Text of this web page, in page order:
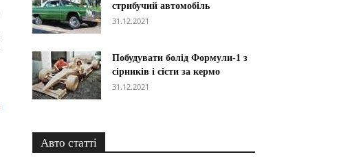
стрибучий автомобіль
31.12.2021
Побудувати болід Формули-1 з
сірників і сісти за кермо
31.12.2021
Авто статті